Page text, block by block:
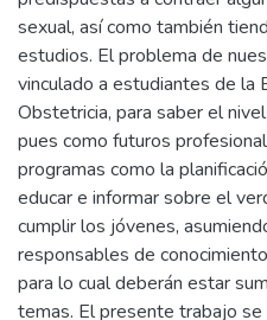
sexual, así como también
estudios. El problema de
vinculado a estudiantes de la
Obstetricia, para saber el
pues como futuros
programas como la
educar e informar sobre el
cumplir los jóvenes,
responsables de
para lo cual deberán estar
temas. El presente trabajo se